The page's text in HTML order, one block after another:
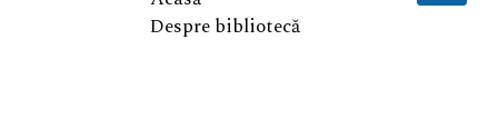
Despre bibliotecă